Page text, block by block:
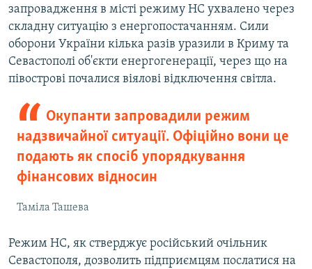
запровадження в місті режиму НС ухвалено через
складну ситуацію з енергопостачанням. Сили
оборони України кілька разів уразили в Криму та
Севастополі об'єкти енергогенерації, через що на
півострові почалися віялові відключення світла.
Окупанти запровадили режим
надзвичайної ситуації. Офіційно вони це
подають як спосіб упорядкування
фінансових відносин
Таміла Ташева
Режим НС, як стверджує російський очільник
Севастополя, дозволить підприємцям послатися на